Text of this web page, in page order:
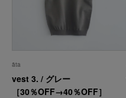
āta
vest 3. / グレー
［30％OFF→40％OFF］